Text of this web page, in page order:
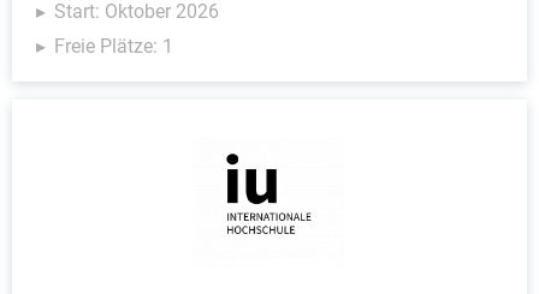
Start: Oktober 2026
Freie Plätze: 1